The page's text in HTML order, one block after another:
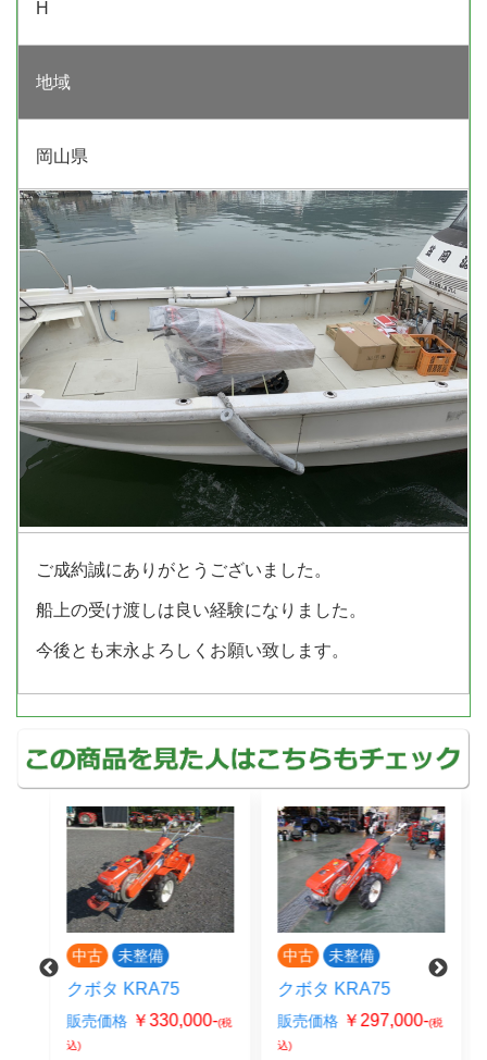
H
地域
岡山県
ご成約誠にありがとうございました。
船上の受け渡しは良い経験になりました。
今後とも末永よろしくお願い致します。
中古 未整備
クボタ KRA75
販売価格 ￥297,000-(税
込)
新品
1201BH 特価！！
販売価格 ￥1,265,000-
(税込)